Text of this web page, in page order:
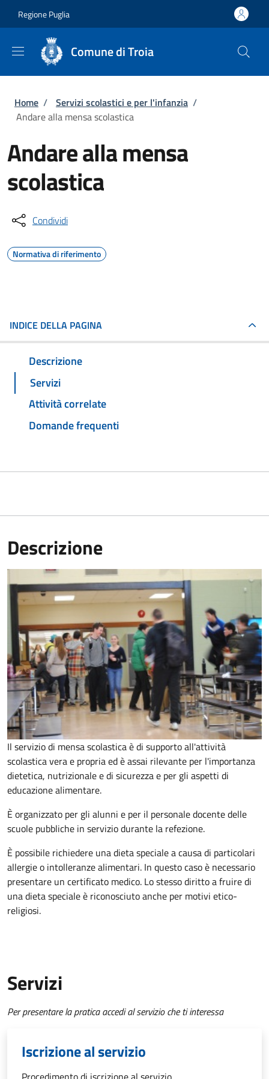
Regione Puglia
Comune di Troia
Briciole di pane
Home / Servizi scolastici e per l'infanzia /
Andare alla mensa scolastica
Andare alla mensa
scolastica
Condividi
Normativa di riferimento
INDICE DELLA PAGINA
Descrizione
Servizi
Attività correlate
Domande frequenti
Descrizione
Il servizio di mensa scolastica è di supporto all'attività
scolastica vera e propria ed è assai rilevante per l'importanza
dietetica, nutrizionale e di sicurezza e per gli aspetti di
educazione alimentare.
È organizzato per gli alunni e per il personale docente delle
scuole pubbliche in servizio durante la refezione.
È possibile richiedere una dieta speciale a causa di particolari
allergie o intolleranze alimentari. In questo caso è necessario
presentare un certificato medico. Lo stesso diritto a fruire di
una dieta speciale è riconosciuto anche per motivi etico-
religiosi.
Servizi
Per presentare la pratica accedi al servizio che ti interessa
Iscrizione al servizio